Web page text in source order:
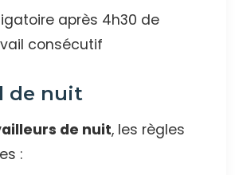
après 4h30 de
consécutif
de nuit
de nuit, les règles
: